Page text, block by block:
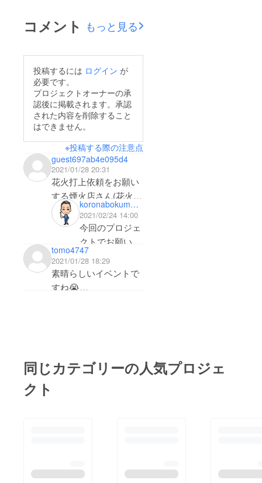
200万円は皆様のご支
支援いただいた皆様に
は感謝しかありませ
ん。尚、プロジェクト
はこれで終了ではな
く、これからは皆様の
応援が増えれば増える
ほど打ち上げる花火の
質と量が変わってきま
す！より派手に「グッ
バイコロナ」が実現し
ますようにお力添えよ
ろしくお願い致しま
す！
コメント もっと見る
投稿するには ログイン が
必要です。
プロジェクトオーナーの承
認後に掲載されます。承認
された内容を削除すること
はできません。
※投稿する際の注意点
guest697ab4e095d4
2021/01/28 20:31
花火打上依頼をお願い
する煙火店さん(花火
屋)はどちらになります
か？
花火屋さんによって内
容の良し悪しが変わる
ので、是非記載お願い
致します。
koronabokumetsuiinkai
2021/02/24 14:00
今回のプロジェ
クトでお願いす
る花火屋さんは
菊屋小幡花火店
tomo4747
2021/01/28 18:29
素晴らしいイベントで
すね😭
同じカテゴリーの人気プロジェ
クト